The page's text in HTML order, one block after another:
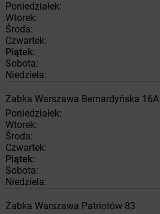
Poniedziałek:
Wtorek:
Środa:
Czwartek:
Piątek:
Sobota:
Niedziela:
Żabka Warszawa Bernardyńska 16A
Poniedziałek:
Wtorek:
Środa:
Czwartek:
Piątek:
Sobota:
Niedziela:
Żabka Warszawa Patriotów 83